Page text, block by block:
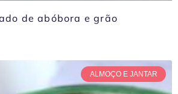
de abóbora e grão
ALMOÇO E JANTAR